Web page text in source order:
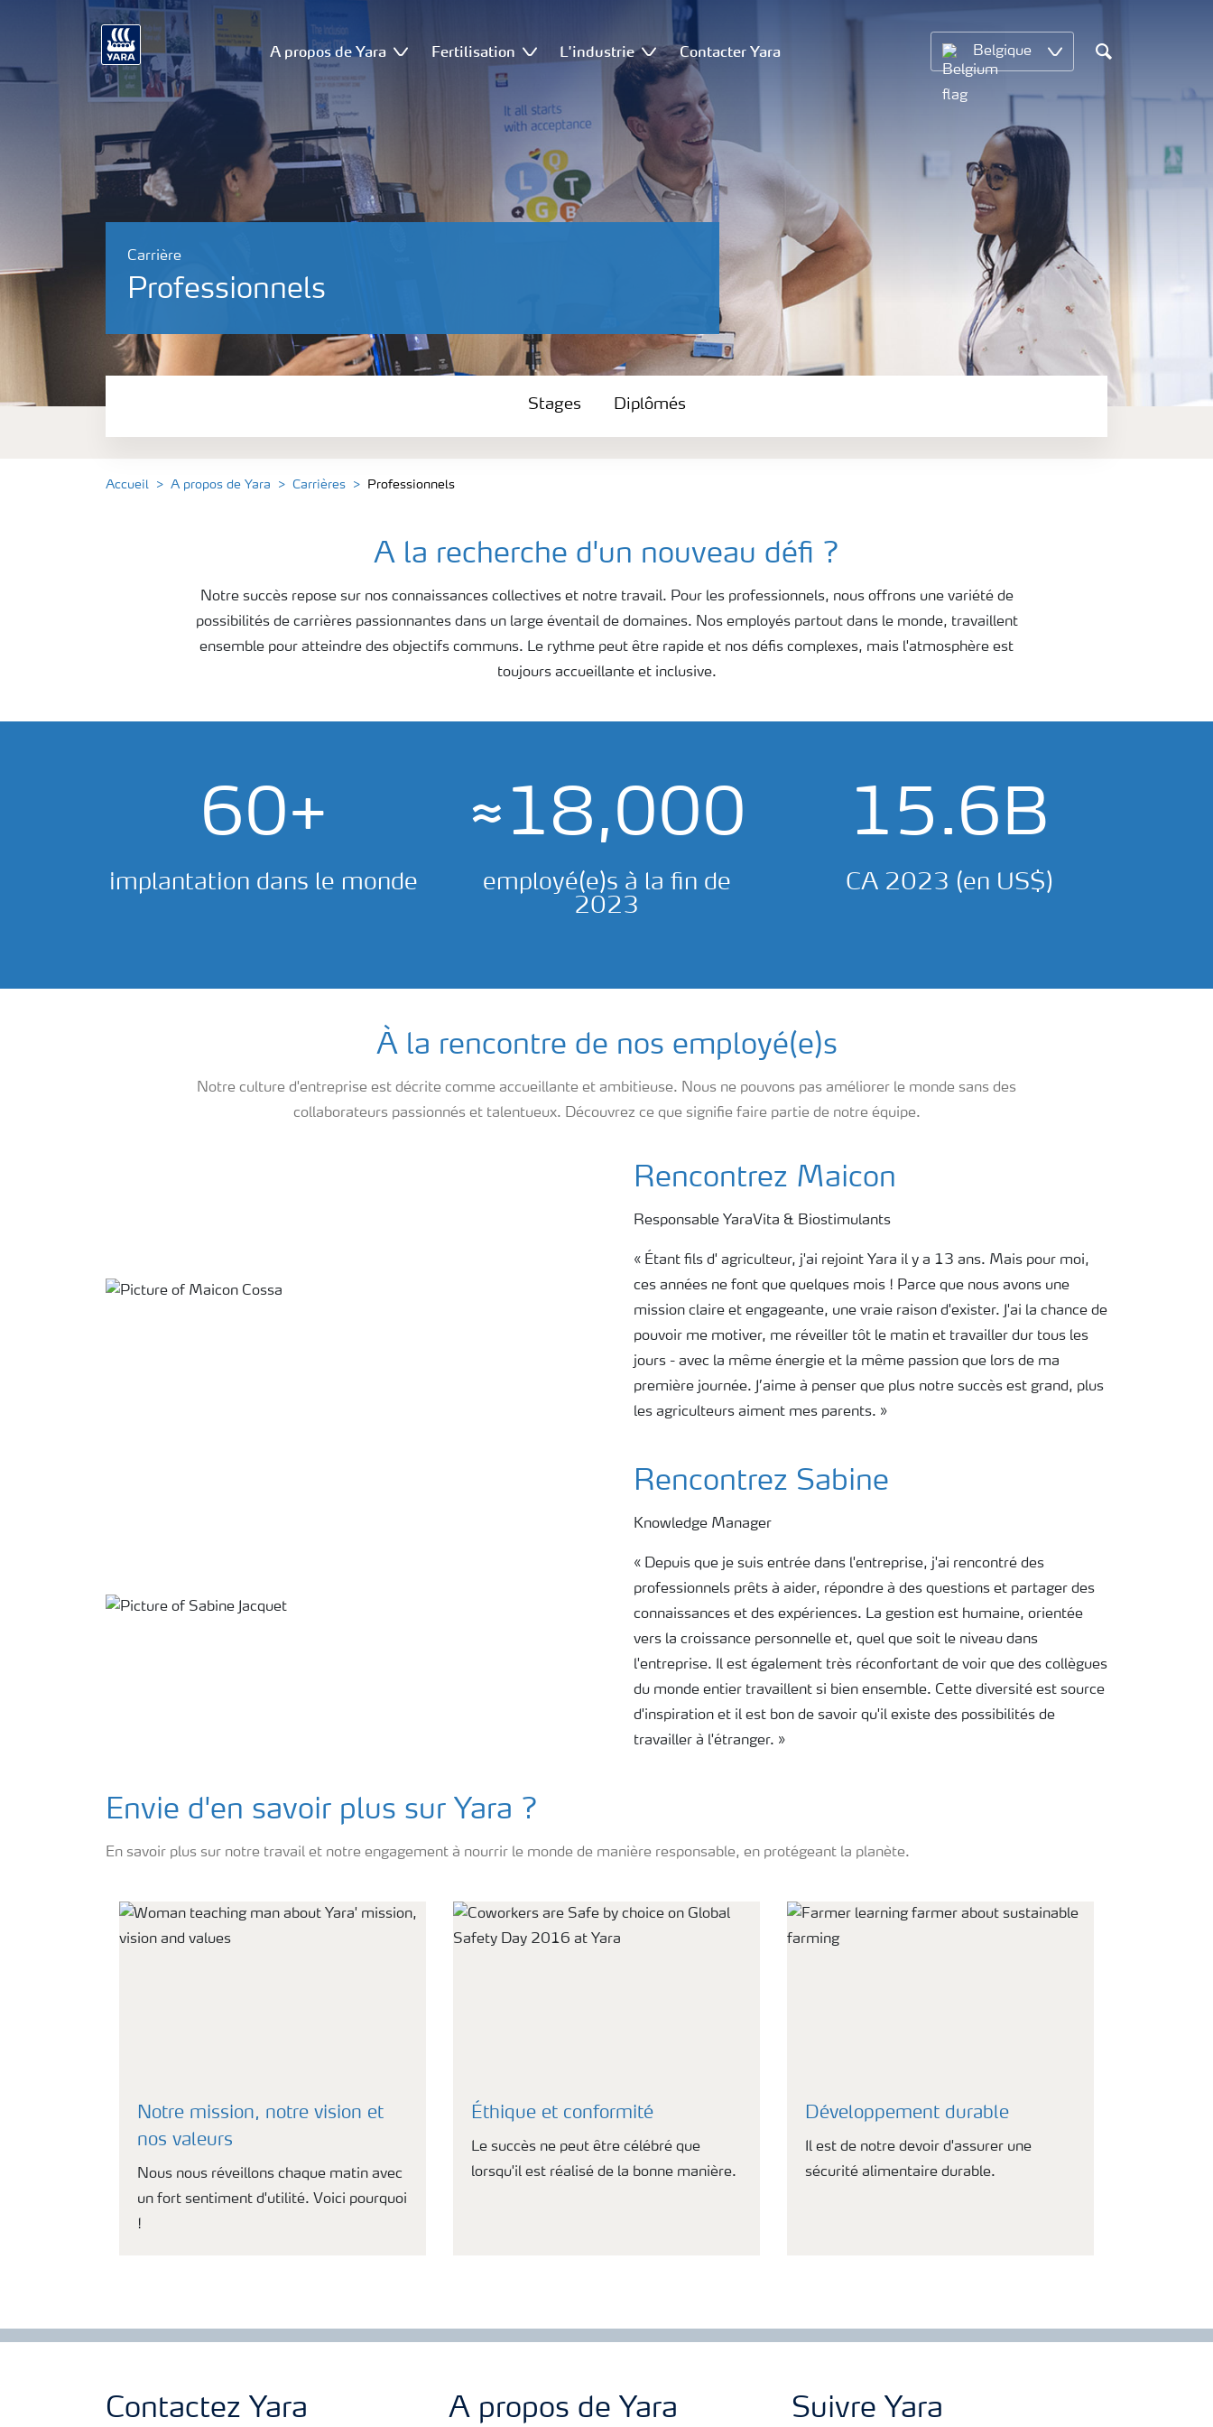
A propos de Yara Fertilisation L'industrie Contacter Yara Belgique
Chercher
Carrière
Professionnels
Stages
Stages Diplômés
Accueil A propos de Yara Carrières Professionnels
A la recherche d'un nouveau défi ?
Notre succès repose sur nos connaissances collectives et notre travail. Pour les professionnels, nous offrons une variété de
possibilités de carrières passionnantes dans un large éventail de domaines. Nos employéspartout dans lemonde, travaillent
ensemble pour atteindre des objectifs communs. Le rythme peut être rapide et nos défis complexes, mais l'atmosphère est
toujours accueillante et inclusive.
60+
implantation dans le monde
≈18,000
employé(e)s à la fin de
2023
15.6B
CA 2023 (en US$)
À la rencontre de nos employé(e)s
Notre culture d'entreprise est décrite comme accueillante et ambitieuse. Nous ne pouvons pas améliorer le monde sans des
collaborateurs passionnés et talentueux. Découvrez ce que signifie faire partie de notre équipe.
Rencontrez Maicon
Responsable YaraVita & Biostimulants
« Étant fils d' agriculteur, j'ai rejoint Yara il y a 13 ans. Mais pour moi,
ces années ne font que quelques mois ! Parce que nous avons une
mission claire et engageante, une vraie raison d'exister. J'ai la chance de
pouvoir me motiver, me réveiller tôt le matin et travailler dur tous les
jours - avec la même énergie et la même passion que lors de ma
première journée. J’aime à penser que plus notre succès est grand, plus
les agriculteurs aiment mes parents. »
Rencontrez Sabine
Knowledge Manager
« Depuis que je suis entrée dans l'entreprise, j'ai rencontré des
professionnels prêts à aider, répondre à des questions et partager des
connaissances et des expériences. La gestion est humaine, orientée
vers la croissance personnelle et, quel que soit le niveau dans
l'entreprise. Il est également très réconfortant de voir que des collègues
du monde entier travaillent si bien ensemble. Cette diversité est source
d'inspiration et il est bon de savoir qu'il existe des possibilités de
travailler à l'étranger. »
Envie d'en savoir plus sur Yara ?
En savoir plus sur notre travail et notre engagement à nourrir le monde de manière responsable, en protégeant la planète.
Notre mission, notre vision et
nos valeurs
Nous nous réveillons chaque matin avec
un fort sentiment d'utilité. Voici pourquoi
!
Éthique et conformité
Le succès ne peut être célébré que
lorsqu'il est réalisé de la bonne manière.
Développement durable
Il est de notre devoir d'assurer une
sécurité alimentaire durable.
Contactez Yara A propos de Yara Suivre Yara